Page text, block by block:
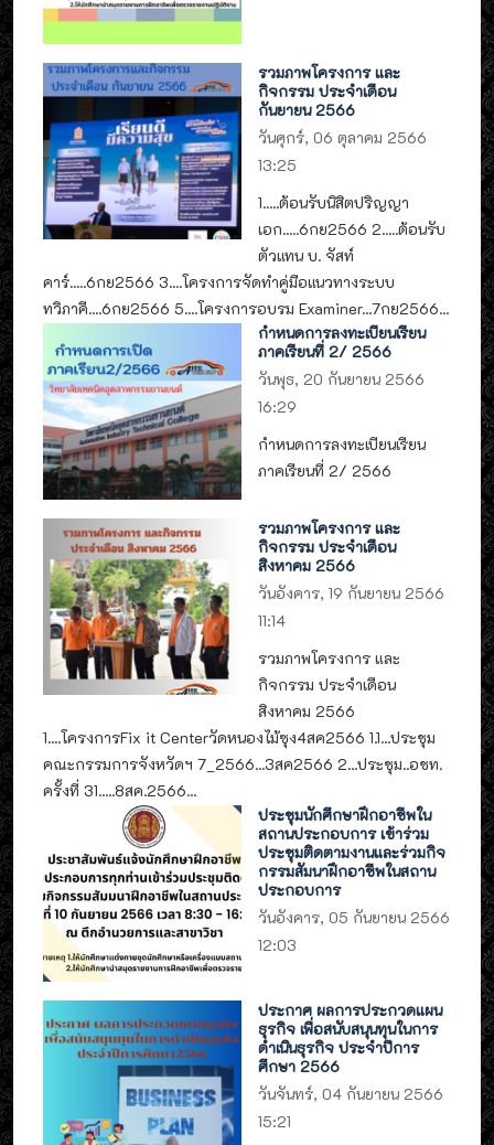
รวมภาพโครงการ และ
กิจกรรม ประจำเดือน
กันยายน 2566
วันศุกร์, 06 ตุลาคม 2566
13:25
1.....ต้อนรับนิสิตปริญญา
เอก.....6กย2566 2.....ต้อนรับ
ตัวแทน บ. จัสท์
คาร์.....6กย2566 3....โครงการจัดทำคู่มือแนวทางระบบ
ทวิภาคี....6กย2566 5....โครงการอบรม Examiner...7กย2566...
กำหนดการลงทะเบียนเรียน
ภาคเรียนที่ 2/ 2566
วันพุธ, 20 กันยายน 2566
16:29
กำหนดการลงทะเบียนเรียน
ภาคเรียนที่ 2/ 2566
รวมภาพโครงการ และ
กิจกรรม ประจำเดือน
สิงหาคม 2566
วันอังคาร, 19 กันยายน 2566
11:14
รวมภาพโครงการ และ
กิจกรรม ประจำเดือน
สิงหาคม 2566
1....โครงการFix it Centerวัดหนองไม้ซุง4สค2566 1.1...ประชุม
คณะกรรมการจังหวัดฯ 7_2566...3สค2566 2...ประชุม..อชท.
ครั้งที่ 31.....8สค.2566...
ประชุมนักศึกษาฝึกอาชีพใน
สถานประกอบการ เข้าร่วม
ประชุมติดตามงานและร่วมกิจ
กรรมสัมนาฝึกอาชีพในสถาน
ประกอบการ
วันอังคาร, 05 กันยายน 2566
12:03
ประกาศ ผลการประกวดแผน
ธุรกิจ เพื่อสนับสนุนทุนในการ
ดำเนินธุรกิจ ประจำปีการ
ศึกษา 2566
วันจันทร์, 04 กันยายน 2566
15:21